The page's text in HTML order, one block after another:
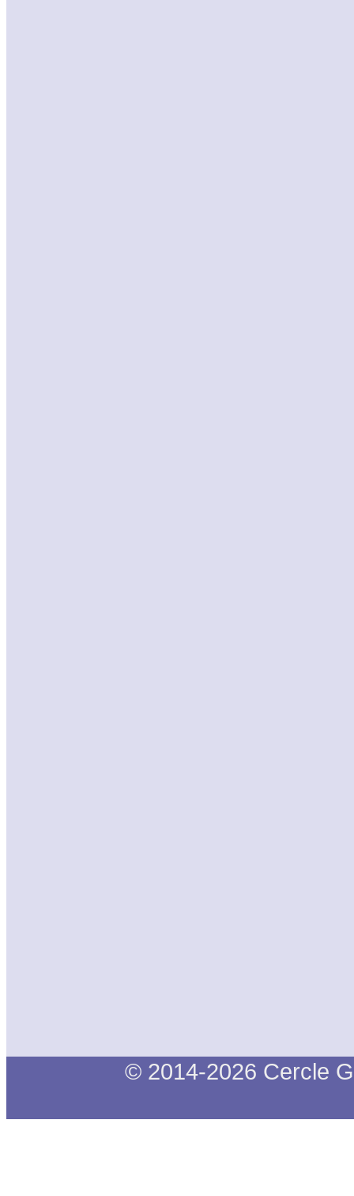
© 2014-2026 Cercle